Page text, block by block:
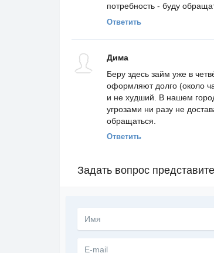
потребность - буду
Ответить
Дима
Беру здесь займ уже в
оформляют долго (около
и не худший. В нашем
угрозами ни разу не
обращаться.
Ответить
Задать вопрос